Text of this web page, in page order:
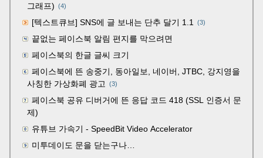
그래프) (4)
[텍스트큐브] SNS에 글 보내는 단추 달기 1.1 (3)
끝없는 페이스북 알림 편지를 막으려면
페이스북의 한글 글씨 크기
페이스북에 뜬 송중기, 동아일보, 네이버, JTBC, 강지영을
사칭한 가상화폐 광고
(3)
페이스북 공유 디버거에 뜬 응답 코드 418 (SSL 인증서 문
제)
유튜브 가속기 - SpeedBit Video Accelerator
미투데이도 문을 닫는구나…